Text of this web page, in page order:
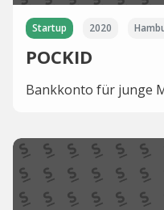
Startup 2020
POCKID
Bankkonto für junge